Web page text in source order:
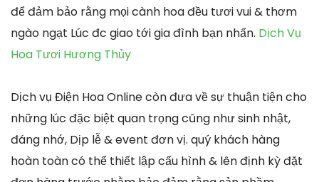
để đảm bảo rằng mọi cành hoa đều tươi vui & thơm
ngào ngạt Lúc đc giao tới gia đình bạn nhấn. Dịch Vụ
Hoa Tươi Hương Thủy
Dịch vụ Điện Hoa Online còn đưa về sự thuận tiện cho
những lúc đặc biệt quan trọng cũng như sinh nhật,
đáng nhớ, Dịp lễ & event đơn vị. quý khách hàng
hoàn toàn có thể thiết lập cấu hình & lên định kỳ đặt